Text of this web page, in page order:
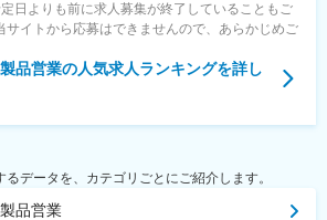
日よりも前に求人募集が終了していることもご
サイトから応募はできませんので、あらかじめご
品営業の人気求人ランキングを詳し
データを、カテゴリごとにご紹介します。
品営業